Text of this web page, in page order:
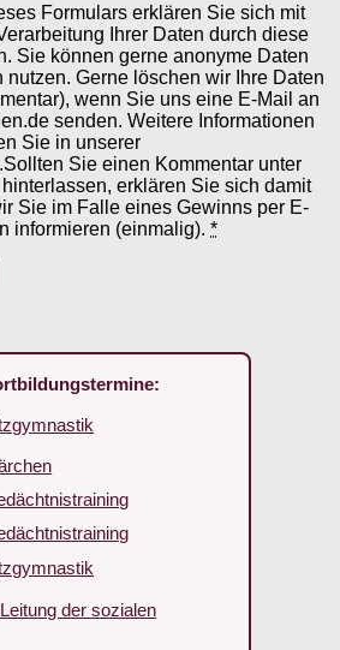
Formulars erklären Sie sich mit
Ihrer Daten durch diese
Sie können gerne anonyme Daten
Gerne löschen wir Ihre Daten
wenn Sie uns eine E-Mail an
senden. Weitere Informationen
Sie in unserer
Sie einen Kommentar unter
erklären Sie sich damit
Sie im Falle eines Gewinns per E-
informieren (einmalig). *
der sozialen